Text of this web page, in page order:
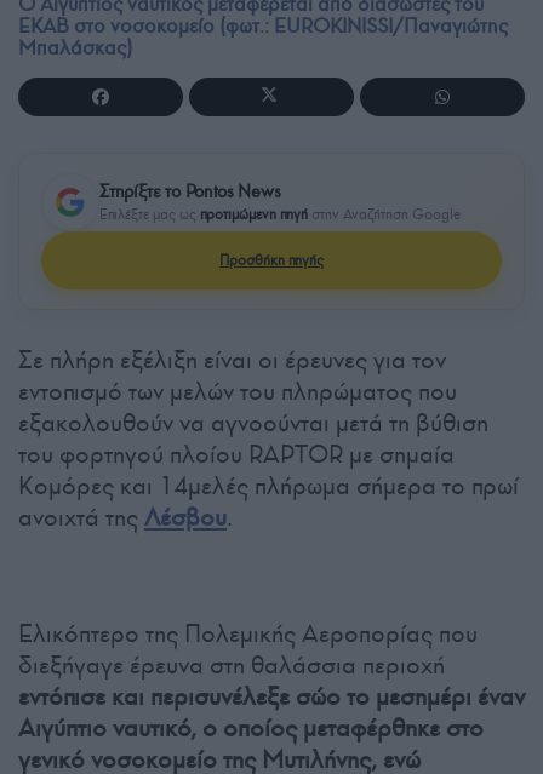
ΕΚΑΒ στο νοσοκομείο (φωτ.: EUROKINISSI/Παναγιώτης
Μπαλάσκας)
Στηρίξτε το Pontos News
Επιλέξτε μας ως προτιμώμενη πηγή στην Αναζήτηση Google
Προσθήκη πηγής
Σε πλήρη εξέλιξη είναι οι έρευνες για τον
εντοπισμό των μελών του πληρώματος που
εξακολουθούν να αγνοούνται μετά τη βύθιση
του φορτηγού πλοίου RAPTOR με σημαία
Κομόρες και 14μελές πλήρωμα σήμερα το πρωί
ανοιχτά της Λέσβου.
Ελικόπτερο της Πολεμικής Αεροπορίας που
διεξήγαγε έρευνα στη θαλάσσια περιοχή
εντόπισε και περισυνέλεξε σώο το μεσημέρι έναν
Αιγύπτιο ναυτικό, ο οποίος μεταφέρθηκε στο
γενικό νοσοκομείο της Μυτιλήνης, ενώ